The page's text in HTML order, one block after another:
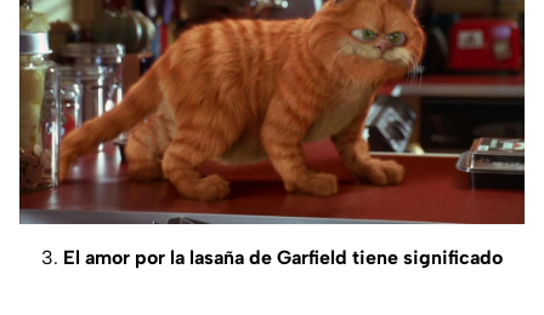
3. El amor por la lasaña de Garfield tiene significado